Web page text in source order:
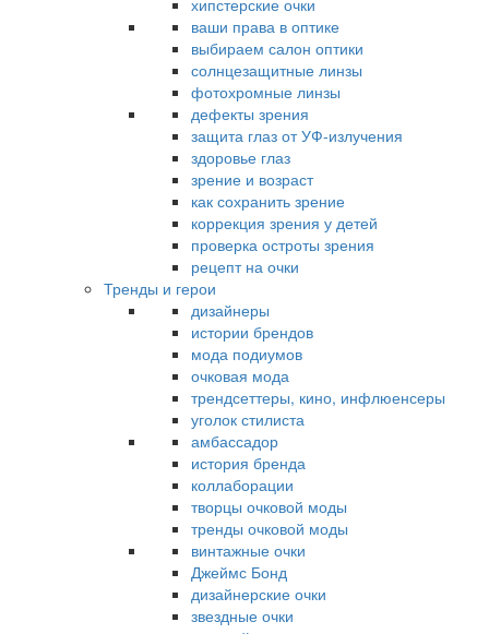
хипстерские очки
ваши права в оптике
выбираем салон оптики
солнцезащитные линзы
фотохромные линзы
дефекты зрения
защита глаз от УФ-излучения
здоровье глаз
зрение и возраст
как сохранить зрение
коррекция зрения у детей
проверка остроты зрения
рецепт на очки
Тренды и герои
дизайнеры
истории брендов
мода подиумов
очковая мода
трендсеттеры, кино, инфлюенсеры
уголок стилиста
амбассадор
история бренда
коллаборации
творцы очковой моды
тренды очковой моды
винтажные очки
Джеймс Бонд
дизайнерские очки
звездные очки